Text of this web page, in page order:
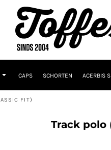
CAPS SCHORTEN ACERBIS
FIT)
Track polo